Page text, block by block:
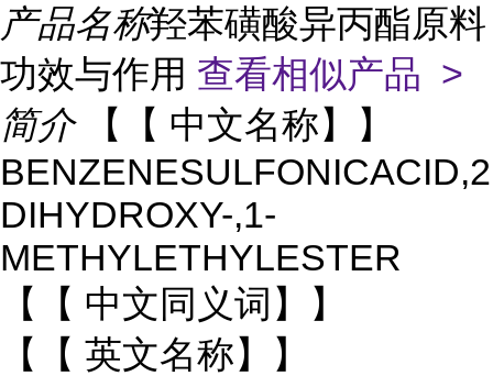
产品名称羟苯磺酸异丙酯原料
功效与作用 查看相似产品 >
简介
【【 中文名称】】
DIHYDROXY-,1-
METHYLETHYLESTER
【【 中文同义词】】
【【 英文名称】】